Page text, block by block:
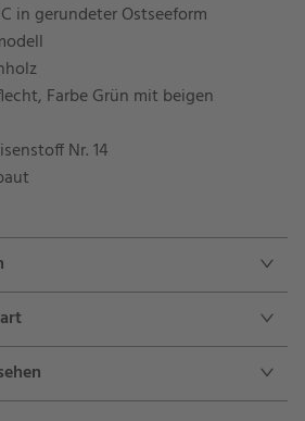
in gerundeter Ostseeform
Farbe Grün mit beigen
Nr. 14